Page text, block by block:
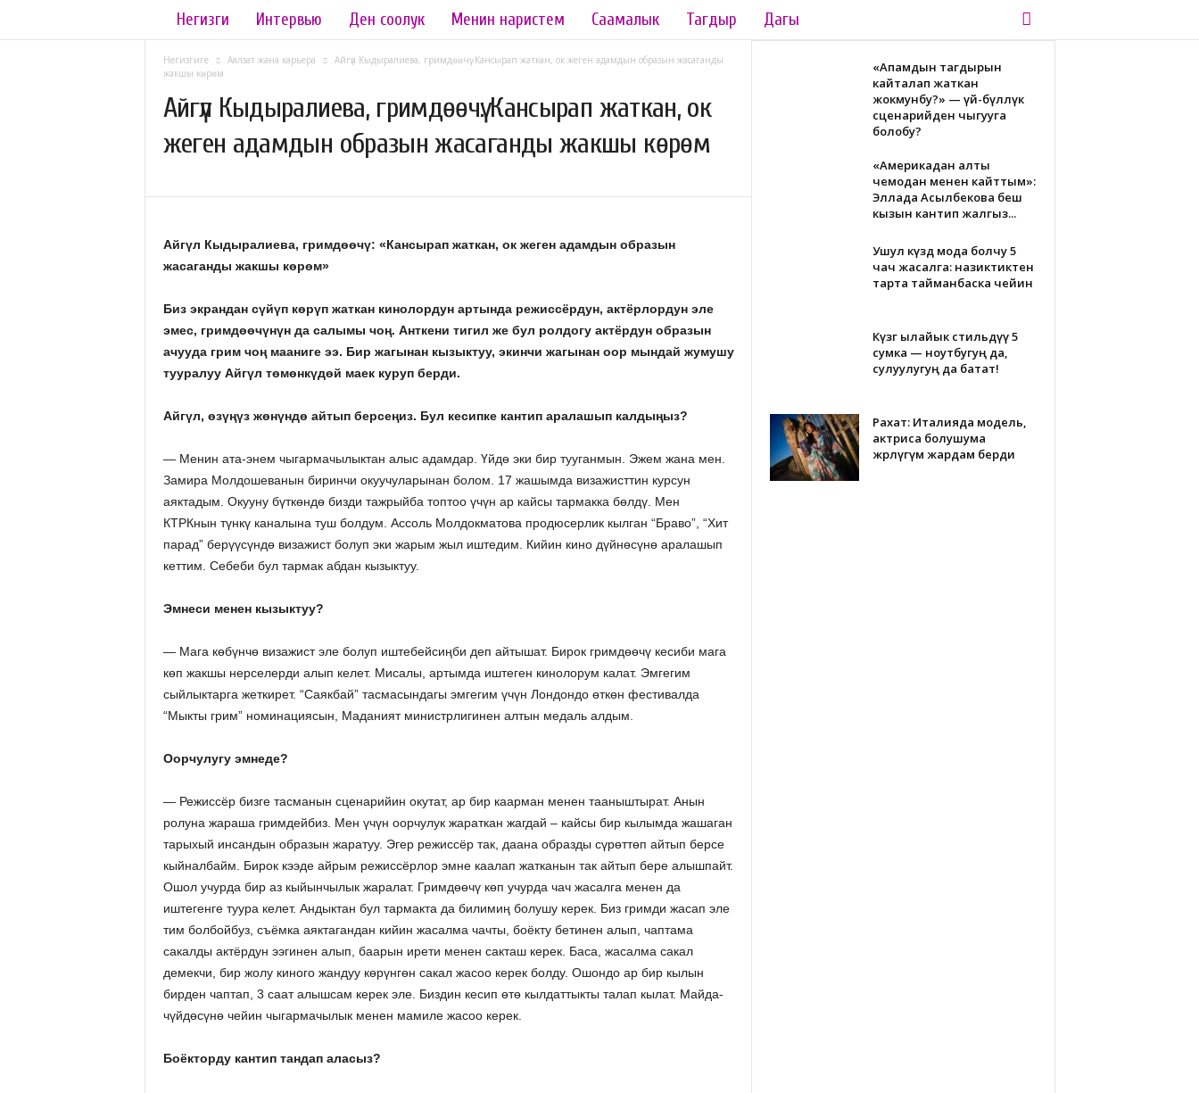
a
d
y
Негизги Интервью Ден соолук Менин наристем Саамалык Тагдыр Дагы
Негизгиге Аялзат жана карьера
Айгүл Кыдыралиева, гримдөөчү: Кансырап жаткан, ок жеген адамдын образын жасаганды
жакшы көрөм
Айгүл Кыдыралиева, гримдөөчү: Кансырап жаткан, ок
жеген адамдын образын жасаганды жакшы көрөм
Айгүл Кыдыралиева, гримдөөчү: «Кансырап жаткан, ок жеген адамдын образын
жасаганды жакшы көрөм»
Биз экрандан сүйүп көрүп жаткан кинолордун артында режиссёрдун, актёрлордун эле
эмес, гримдөөчүнүн да салымы чоң. Анткени тигил же бул ролдогу актёрдун образын
ачууда грим чоң мааниге ээ. Бир жагынан кызыктуу, экинчи жагынан оор мындай жумушу
тууралуу Айгүл төмөнкүдөй маек куруп берди.
Айгүл, өзүңүз жөнүндө айтып берсеңиз. Бул кесипке кантип аралашып калдыңыз?
— Менин ата-энем чыгармачылыктан алыс адамдар. Үйдө эки бир тууганмын. Эжем жана мен.
Замира Молдошеванын биринчи окуучуларынан болом. 17 жашымда визажисттин курсун
аяктадым. Окууну бүткөндө бизди тажрыйба топтоо үчүн ар кайсы тармакка бөлдү. Мен
КТРКнын түнкү каналына туш болдум. Ассоль Молдокматова продюсерлик кылган “Браво”, “Хит
парад” берүүсүндө визажист болуп эки жарым жыл иштедим. Кийин кино дүйнөсүнө аралашып
кеттим. Себеби бул тармак абдан кызыктуу.
Эмнеси менен кызыктуу?
— Мага көбүнчө визажист эле болуп иштебейсиңби деп айтышат. Бирок гримдөөчү кесиби мага
көп жакшы нерселерди алып келет. Мисалы, артымда иштеген кинолорум калат. Эмгегим
сыйлыктарга жеткирет. “Саякбай” тасмасындагы эмгегим үчүн Лондондо өткөн фестивалда
“Мыкты грим” номинациясын, Маданият министрлигинен алтын медаль алдым.
Оорчулугу эмнеде?
— Режиссёр бизге тасманын сценарийин окутат, ар бир каарман менен тааныштырат. Анын
ролуна жараша гримдейбиз. Мен үчүн оорчулук жараткан жагдай – кайсы бир кылымда жашаган
тарыхый инсандын образын жаратуу. Эгер режиссёр так, даана образды сүрөттөп айтып берсе
кыйналбайм. Бирок кээде айрым режиссёрлор эмне каалап жатканын так айтып бере алышпайт.
Ошол учурда бир аз кыйынчылык жаралат. Гримдөөчү көп учурда чач жасалга менен да
иштегенге туура келет. Андыктан бул тармакта да билимиң болушу керек. Биз гримди жасап эле
тим болбойбуз, съёмка аяктагандан кийин жасалма чачты, боёкту бетинен алып, чаптама
сакалды актёрдун ээгинен алып, баарын ирети менен сакташ керек. Баса, жасалма сакал
демекчи, бир жолу киного жандуу көрүнгөн сакал жасоо керек болду. Ошондо ар бир кылын
бирден чаптап, 3 саат алышсам керек эле. Биздин кесип өтө кылдаттыкты талап кылат. Майда-
чүйдөсүнө чейин чыгармачылык менен мамиле жасоо керек.
Боёкторду кантип тандап аласыз?
«Апамдын тагдырын
кайталап жаткан
жокмунбу?» — үй-бүлөлүк
сценарийден чыгууга
болобу?
«Америкадан алты
чемодан менен кайттым»:
Эллада Асылбекова беш
кызын кантип жалгыз...
Ушул күздө мода болчу 5
чач жасалга: назиктиктен
тарта тайманбаска чейин
Күзгө ылайык стильдүү 5
сумка — ноутбугуң да,
сулуулугуң да батат!
Рахат: Италияда модель,
актриса болушума
өжөрлүгүм жардам берди